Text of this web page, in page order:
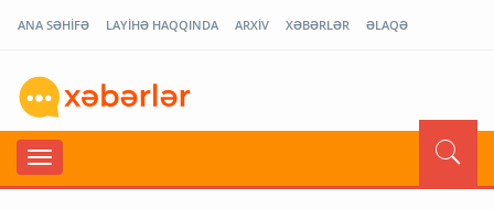
ANA SƏHİFƏ LAYİHƏ HAQQINDA ARXİV XƏBƏRLƏR ƏLAQƏ